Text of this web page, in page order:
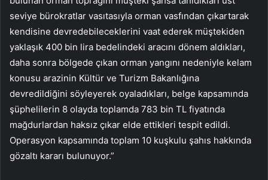
seviye bürokratlar vasıtasıyla orman vasfından çıkartarak
kendisine devredebileceklerini vaat ederek müştekiden
yaklaşık 400 bin lira bedelindeki aracını dönem aldıkları,
daha sonra bölgede çıkan orman yangını nedeniyle kelam
konusu arazinin Kültür ve Turizm Bakanlığına
devredildiğini söyleyerek oyaladıkları, belge kapsamında
şüphelilerin 8 olayda toplamda 783 bin TL fiyatında
mağdurlardan haksız çıkar elde ettikleri tespit edildi.
Operasyon kapsamında toplam 10 kuşkulu şahıs hakkında
gözaltı kararı bulunuyor.”